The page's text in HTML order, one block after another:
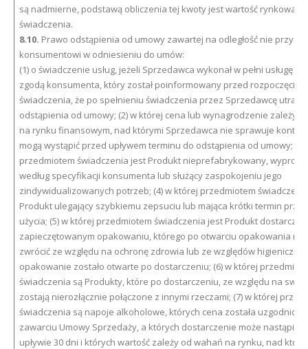
są nadmierne, podstawą obliczenia tej kwoty jest wartość rynkowa
świadczenia.
8.10. Prawo odstąpienia od umowy zawartej na odległość nie
konsumentowi w odniesieniu do umów:
(1) o świadczenie usług, jeżeli Sprzedawca wykonał w pełni usługę
zgodą konsumenta, który został poinformowany przed rozpoczęciem
świadczenia, że po spełnieniu świadczenia przez Sprzedawcę utraci
odstąpienia od umowy; (2) w której cena lub wynagrodzenie zależy
na rynku finansowym, nad którymi Sprzedawca nie sprawuje
mogą wystąpić przed upływem terminu do odstąpienia od umowy; (3)
przedmiotem świadczenia jest Produkt nieprefabrykowany,
według specyfikacji konsumenta lub służący zaspokojeniu jego
zindywidualizowanych potrzeb; (4) w której przedmiotem
Produkt ulegający szybkiemu zepsuciu lub mająca krótki termin
użycia; (5) w której przedmiotem świadczenia jest Produkt
zapieczętowanym opakowaniu, którego po otwarciu opakowania nie
zwrócić ze względu na ochronę zdrowia lub ze względów
opakowanie zostało otwarte po dostarczeniu; (6) w której
świadczenia są Produkty, które po dostarczeniu, ze względu na swój
zostają nierozłącznie połączone z innymi rzeczami; (7) w której
świadczenia są napoje alkoholowe, których cena została
zawarciu Umowy Sprzedaży, a których dostarczenie może nastąpić
upływie 30 dni i których wartość zależy od wahań na rynku, nad